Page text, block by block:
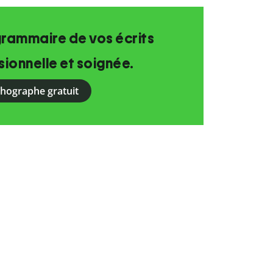
de vos écrits
et soignée.
gratuit